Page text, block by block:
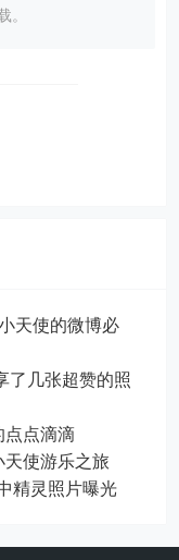
。
天使的微博必
了几张超赞的照
点点滴滴
使游乐之旅
精灵照片曝光